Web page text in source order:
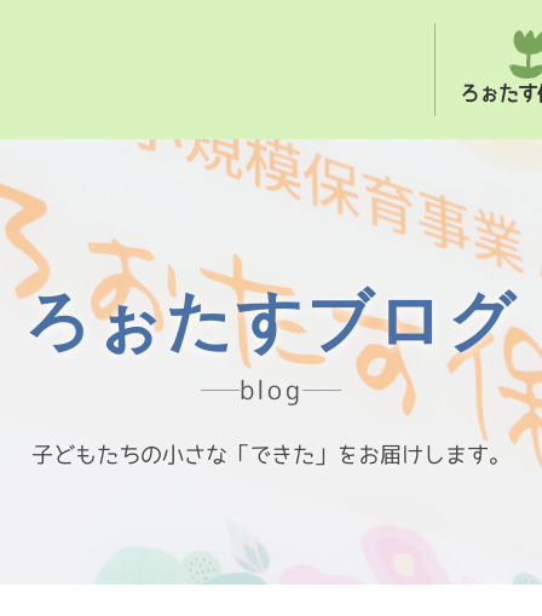
ろぉたす
ろぉたすブログ
blog
子どもたちの小さな「できた」をお届けします。